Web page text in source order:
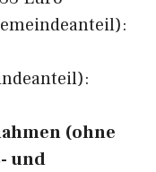
(ohne
und